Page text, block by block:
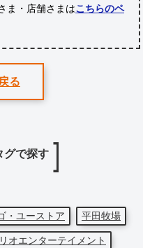
ま・店舗さまはこちらのペ
る
グで探す
・ユーストア
平田牧場
オエンターテイメント